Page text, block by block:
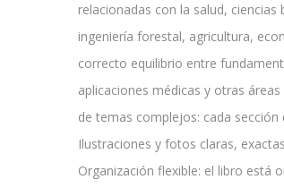
relacionadas con la salud,
ingeniería forestal, agricultura,
correcto equilibrio entre
aplicaciones médicas y otras
de temas complejos: cada
Ilustraciones y fotos claras,
Organización flexible: el libro está